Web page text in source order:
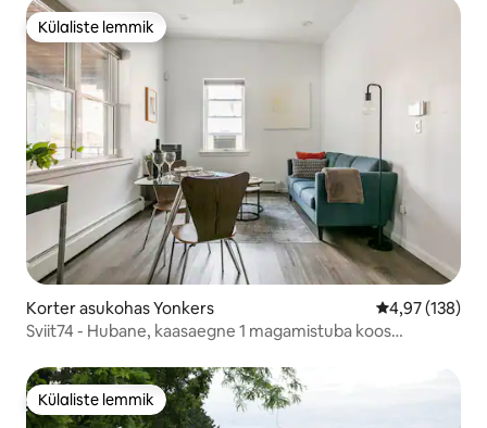
Külaliste lemmik
Külaliste lemmik
Korter asukohas Yonkers Keskmine
4,97 (138)
Sviit74 - Hubane, kaasaegne 1 magamistuba koos
Külaliste lemmik
Külaliste lemmik